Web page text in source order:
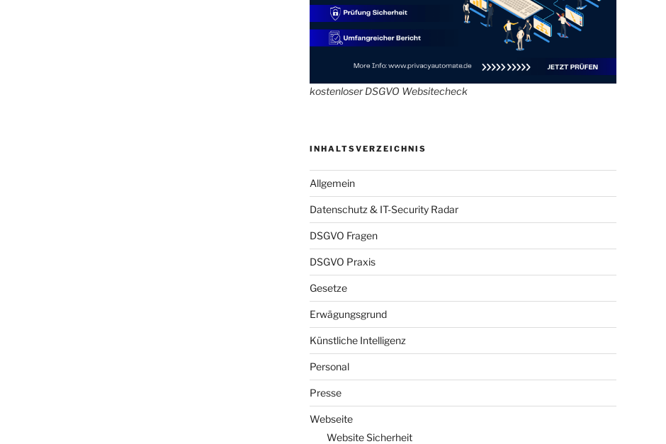
kostenloser DSGVO Websitecheck
INHALTSVERZEICHNIS
Allgemein
Datenschutz & IT-Security Radar
DSGVO Fragen
DSGVO Praxis
Gesetze
Erwägungsgrund
Künstliche Intelligenz
Personal
Presse
Webseite
Website Sicherheit